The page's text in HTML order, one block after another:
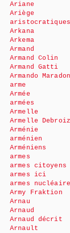
Ariane
Ariège
aristocratiques
Arkana
Arkema
Armand
Armand Colin
Armand Gatti
Armando
arme
Armée
armées
Armelle
Armelle
Arménie
arménien
Arméniens
armes
armes citoyens
armes ici
armes
Army Fraktion
Arnau
Arnaud
Arnaud décrit
Arnault